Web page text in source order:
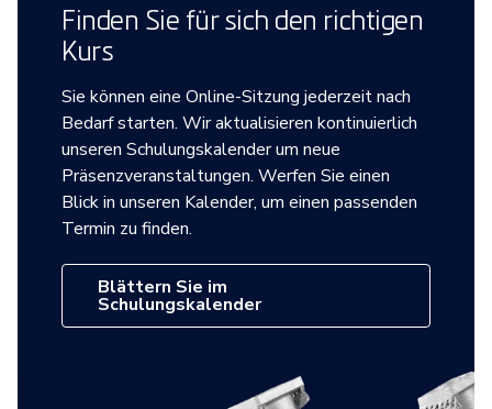
Finden Sie für sich den richtigen
Kurs
Sie können eine Online-Sitzung jederzeit nach
Bedarf starten. Wir aktualisieren kontinuierlich
unseren Schulungskalender um neue
Präsenzveranstaltungen. Werfen Sie einen
Blick in unseren Kalender, um einen passenden
Termin zu finden.
Blättern Sie im
Schulungskalender